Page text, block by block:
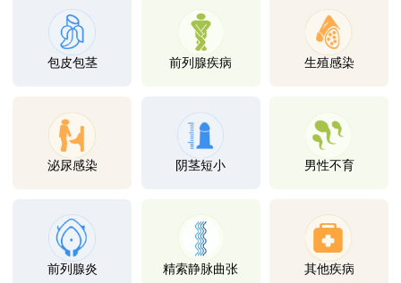
包皮包茎 前列腺疾病 生殖感染
泌尿感染 阴茎短小 男性不育
前列腺炎 精索静脉曲张 其他疾病